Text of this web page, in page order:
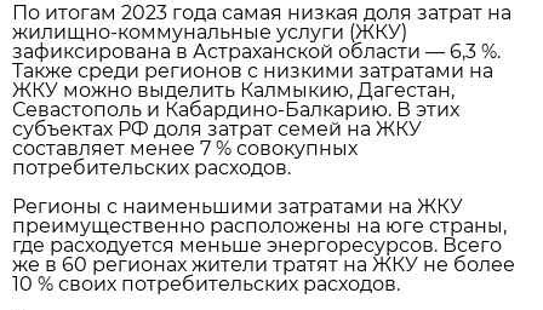
По итогам 2023 года самая низкая доля затрат на
жилищно-коммунальные услуги (ЖКУ)
зафиксирована в Астраханской области — 6,3 %.
Также среди регионов с низкими затратами на
ЖКУ можно выделить Калмыкию, Дагестан,
Севастополь и Кабардино-Балкарию. В этих
субъектах РФ доля затрат семей на ЖКУ
составляет менее 7 % совокупных
потребительских расходов.
Регионы с наименьшими затратами на ЖКУ
преимущественно расположены на юге страны,
где расходуется меньше энергоресурсов. Всего
же в 60 регионах жители тратят на ЖКУ не более
10 % своих потребительских расходов.